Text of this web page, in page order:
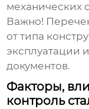
механических
Важно!
от типа
эксплуатации
документов.
Факторы,
контроль